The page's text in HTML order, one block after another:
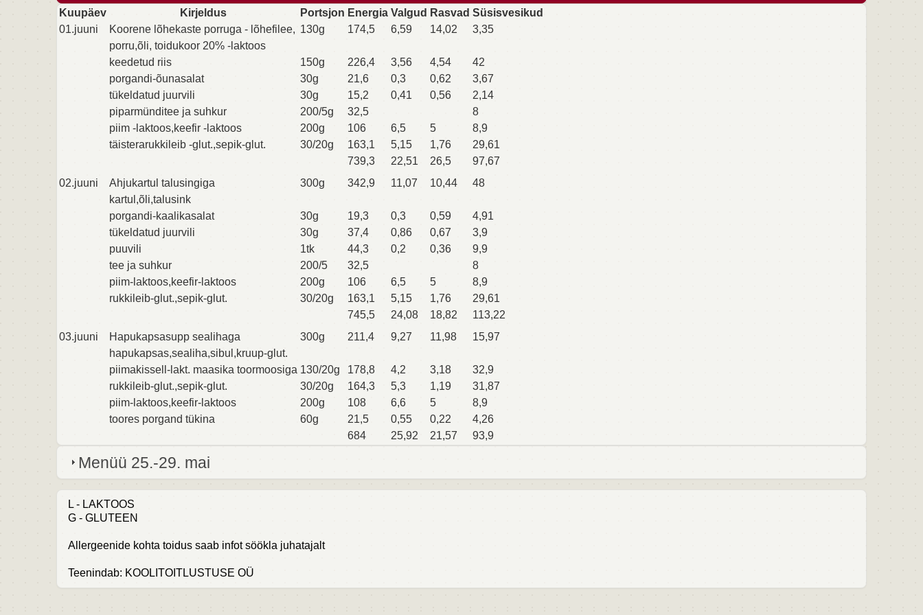
Kuupäev Kirjeldus Portsjon Energia Valgud Rasvad Süsisvesikud
01.juuni
Koorene lõhekaste porruga - lõhefilee, 130g 174,5 6,59 14,02
3,35
porru,õli, toidukoor 20% -laktoos
keedetud riis
150g 226,4 3,56 4,54
42
porgandi-õunasalat
30g 21,6 0,3 0,62
3,67
tükeldatud juurvili
30g 15,2 0,41 0,56
2,14
piparmünditee ja suhkur
200/5g 32,5
8
piim -laktoos,keefir -laktoos
200g 106 6,5 5
8,9
täisterarukkileib -glut.,sepik-glut.
30/20g 163,1 5,15 1,76
29,61
739,3
22,51 26,5
97,67
02.juuni
Ahjukartul talusingiga 300g 342,9 11,07 10,44
48
kartul,õli,talusink
porgandi-kaalikasalat
30g 19,3 0,3 0,59
4,91
tükeldatud juurvili
30g 37,4 0,86 0,67
3,9
puuvili
1tk 44,3 0,2 0,36
9,9
tee ja suhkur
200/5 32,5
8
piim-laktoos,keefir-laktoos
200g 106 6,5 5
8,9
rukkileib-glut.,sepik-glut.
30/20g 163,1 5,15 1,76
29,61
745,5
24,08 18,82
113,22
03.juuni
Hapukapsasupp sealihaga 300g 211,4 9,27 11,98
15,97
hapukapsas,sealiha,sibul,kruup-glut.
piimakissell-lakt. maasika toormoosiga 130/20g 178,8 4,2 3,18
32,9
rukkileib-glut.,sepik-glut.
30/20g 164,3 5,3 1,19
31,87
piim-laktoos,keefir-laktoos
200g 108 6,6 5
8,9
toores porgand tükina
60g 21,5 0,55 0,22
4,26
684
25,92 21,57 93,9
Menüü 25.-29. mai
L - LAKTOOS
G - GLUTEEN
Allergeenide kohta toidus saab infot söökla juhatajalt
Teenindab: KOOLITOITLUSTUSE OÜ